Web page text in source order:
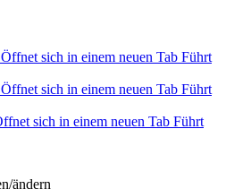
Öffnet sich in einem neuen Tab Führt
Öffnet sich in einem neuen Tab Führt
sich in einem neuen Tab Führt
ändern